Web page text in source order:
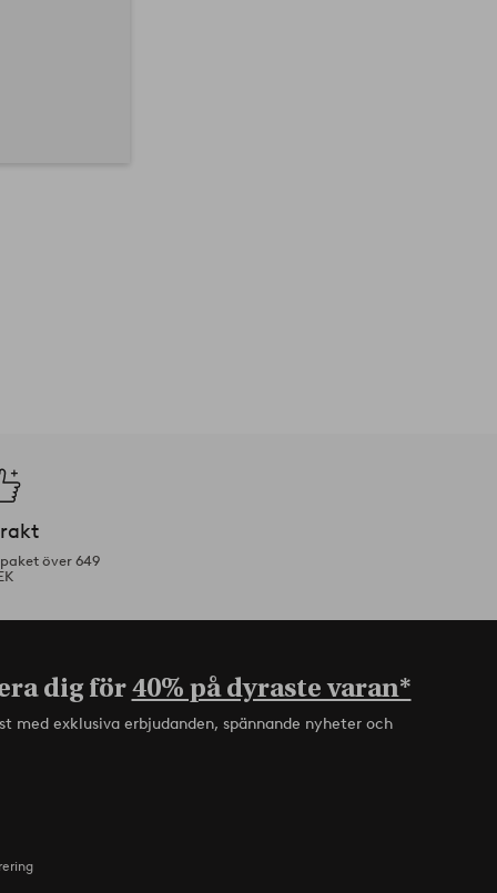
över 649
dig för40% på dyraste varan*
med exklusiva erbjudanden, spännande nyheter och